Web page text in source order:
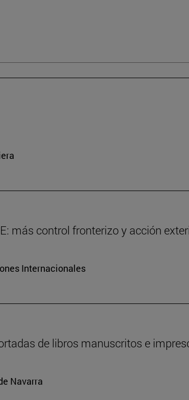
más control fronterizo y acción
Internacionales
de libros manuscritos e
Navarra